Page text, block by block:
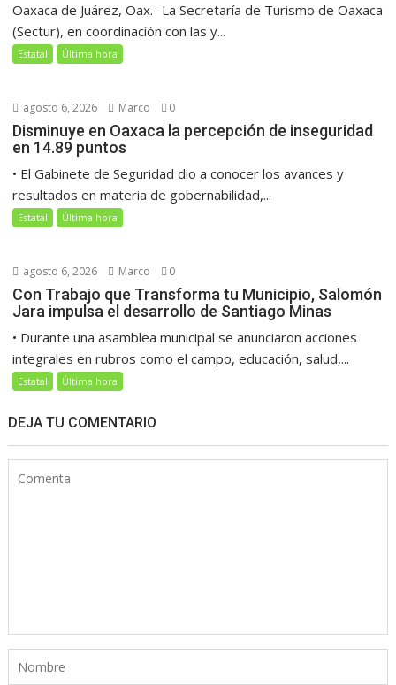
Oaxaca de Juárez, Oax.- La Secretaría de Turismo de Oaxaca
(Sectur), en coordinación con las y...
Estatal Última hora
agosto 6, 2026 Marco 0
Disminuye en Oaxaca la percepción de inseguridad
en 14.89 puntos
• El Gabinete de Seguridad dio a conocer los avances y
resultados en materia de gobernabilidad,...
Estatal Última hora
agosto 6, 2026 Marco 0
Con Trabajo que Transforma tu Municipio, Salomón
Jara impulsa el desarrollo de Santiago Minas
• Durante una asamblea municipal se anunciaron acciones
integrales en rubros como el campo, educación, salud,...
Estatal Última hora
DEJA TU COMENTARIO